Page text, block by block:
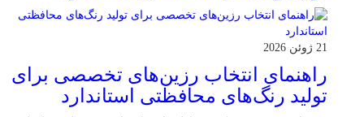
21 ژوئن 2026
راهنمای انتخاب رزین‌های تخصصی برای
تولید رنگ‌های محافظتی استاندارد